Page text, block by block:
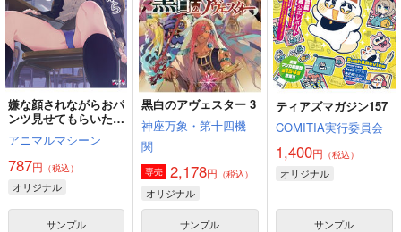
嫌な顔されながらおパ
ンツ見せてもらいたい
本14
アニマルマシーン
787円 （税込）
オリジナル
サンプル
黒白のアヴェスター 3
神座万象・第十四機
関
専売 2,178円 （税込）
オリジナル
サンプル
ティアズマガジン157
COMITIA実行委員会
1,400円 （税込）
オリジナル
サンプル